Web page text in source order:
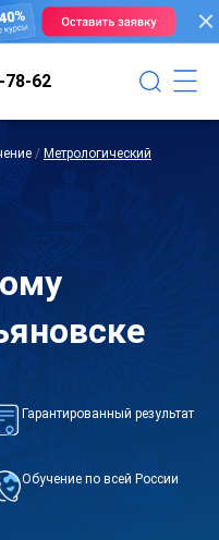
78-62
/ Метрологический
Гарантированный результат
Обучение по всей России